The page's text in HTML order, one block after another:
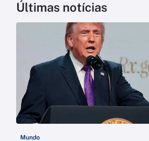
Últimas notícias
Mundo